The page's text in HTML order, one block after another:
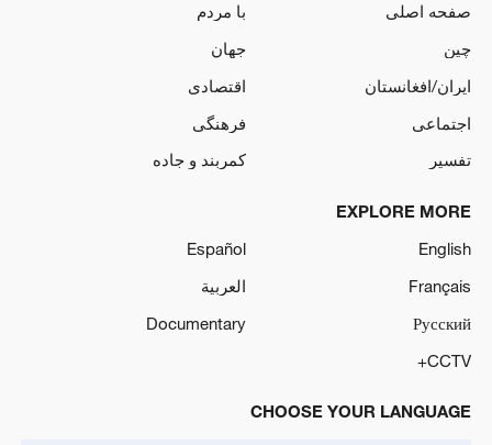
صفحه اصلی
با مردم
چین
جهان
ایران/افغانستان
اقتصادی
اجتماعی
فرهنگی
تفسیر
کمربند و جاده
EXPLORE MORE
English
Español
Français
العربية
Русский
Documentary
CCTV+
CHOOSE YOUR LANGUAGE